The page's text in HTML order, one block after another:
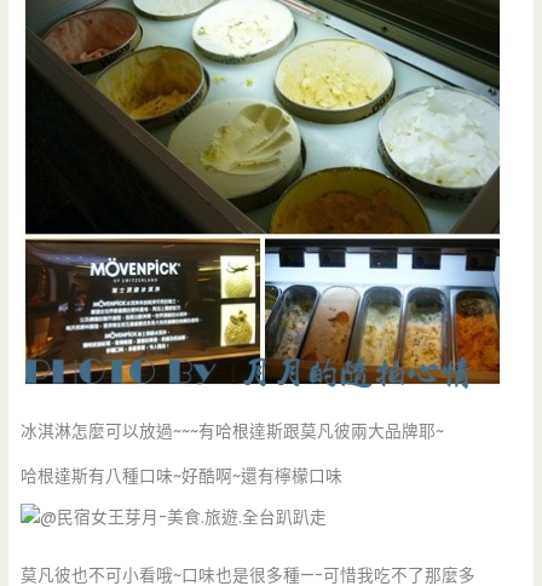
冰淇淋怎麼可以放過~~~有哈根達斯跟莫凡彼兩大品牌耶~
哈根達斯有八種口味~好酷啊~還有檸檬口味
莫凡彼也不可小看哦~口味也是很多種—-可惜我吃不了那麼多